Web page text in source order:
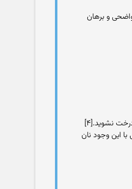
و برهان
آدم از همه نعمت‌های بهشتی مستفید بود و در بهره برداری از تمام نعمات آزاد بود و تنها از درخت گندم ممنوع بود که« وَ لا تَقْرَبا هذِهِ الشَّجَرَهَ» ونزدیک این درخت نشوید.[۴]
این وجود نان